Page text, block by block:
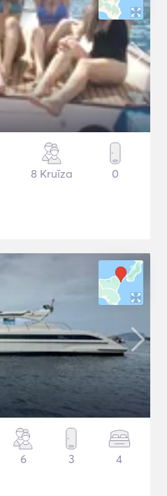
8 Kruīza 0
6 3 4